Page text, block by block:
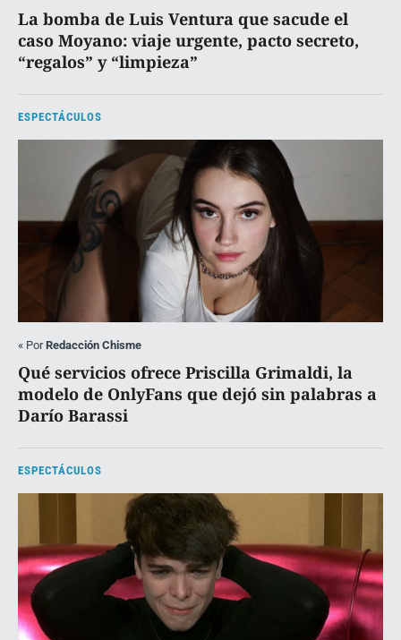
La bomba de Luis Ventura que sacude el
caso Moyano: viaje urgente, pacto secreto,
“regalos” y “limpieza”
ESPECTÁCULOS
« PorRedacción Chisme
Qué servicios ofrece Priscilla Grimaldi, la
modelo de OnlyFans que dejó sin palabras a
Darío Barassi
ESPECTÁCULOS